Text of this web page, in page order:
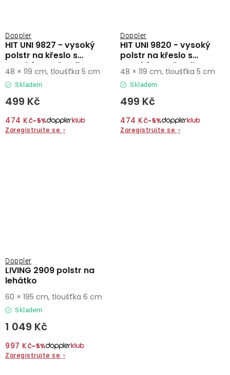
HIT UNI 9827 - vysoký
polstr na křeslo s
vysokým opěradlem
Doppler
Skladem
499 Kč
474 Kč−5%
Zaregistrujte se ›
48 × 119 cm, tloušťka 5 cm
HIT UNI 9820 - vysoký
polstr na křeslo s
vysokým opěradlem
Doppler
Skladem
499 Kč
474 Kč−5%
Zaregistrujte se ›
48 × 119 cm, tloušťka 5 cm
LIVING 2909 polstr na
lehátko
Doppler
Skladem
1 049 Kč
997 Kč−5%
Zaregistrujte se ›
60 × 195 cm, tloušťka 6 cm